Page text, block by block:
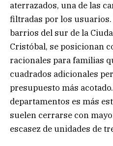
aterrazados, una de las
filtradas por los usuarios.
barrios del sur de la
Cristóbal, se posicionan
racionales para familias
cuadrados adicionales
presupuesto más
departamentos es más
suelen cerrarse con
escasez de unidades de